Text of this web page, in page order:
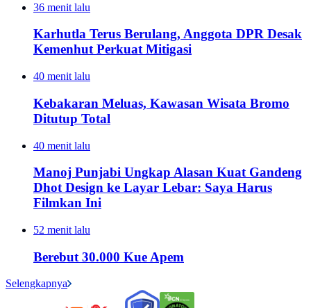
36 menit lalu
Karhutla Terus Berulang, Anggota DPR Desak
Kemenhut Perkuat Mitigasi
40 menit lalu
Kebakaran Meluas, Kawasan Wisata Bromo
Ditutup Total
40 menit lalu
Manoj Punjabi Ungkap Alasan Kuat Gandeng
Dhot Design ke Layar Lebar: Saya Harus
Filmkan Ini
52 menit lalu
Berebut 30.000 Kue Apem
Selengkapnya